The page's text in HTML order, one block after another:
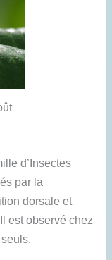
d’Insectes
par la
dorsale et
est observé chez